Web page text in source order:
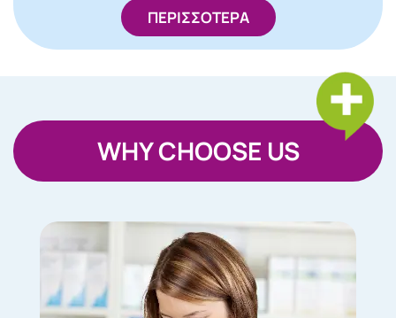
ΠΕΡΙΣΣΟΤΕΡΑ
WHY CHOOSE US